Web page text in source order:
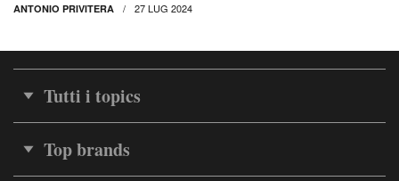
ANTONIO PRIVITERA 27 LUG 2024
Tutti i topics
Top brands